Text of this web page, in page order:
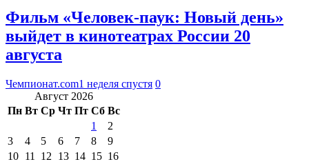
Фильм «Человек-паук: Новый день»
выйдет в кинотеатрах России 20
августа
Чемпионат.com1 неделя спустя 0
Август 2026
Пн Вт Ср Чт Пт Сб Вс
1
2
3
4 5 6 7 8
9
10 11 12 13 14 15 16